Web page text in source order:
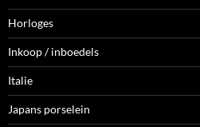
Horloges
Inkoop / inboedels
Italie
Japans porselein